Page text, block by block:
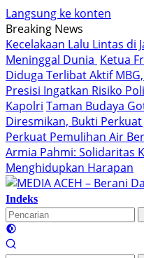
Langsung ke konten
Breaking News
Kecelakaan Lalu Lintas di
Meninggal Dunia Ketua
Diduga Terlibat Aktif
Presisi Ingatkan Risiko
Kapolri Taman Budaya
Diresmikan, Bukti
Perkuat Pemulihan Air
Armia Pahmi: Solidaritas
Menghidupkan Harapan
Indeks